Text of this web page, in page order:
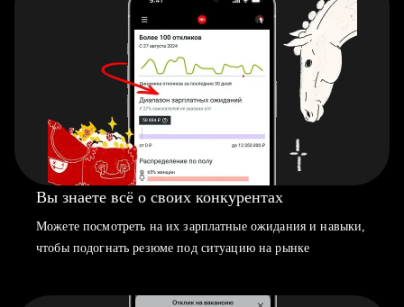
Вы знаете всё о своих конкурентах
Можете посмотреть на их зарплатные ожидания и навыки,
чтобы подогнать резюме под ситуацию на рынке